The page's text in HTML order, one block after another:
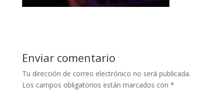
Enviar comentario
Tu dirección de correo electrónico no será publicada.
Los campos obligatorios están marcados con *